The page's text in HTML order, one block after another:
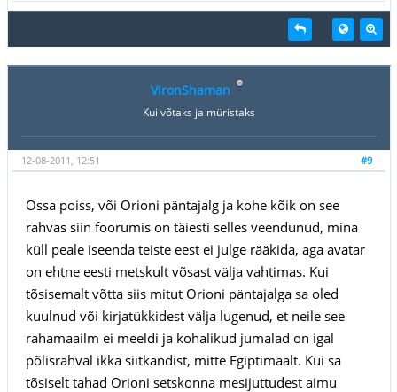
VironShaman
Kui võtaks ja müristaks
#9
12-08-2011, 12:51
Ossa poiss, või Orioni päntajalg ja kohe kõik on see
rahvas siin foorumis on täiesti selles veendunud, mina
küll peale iseenda teiste eest ei julge rääkida, aga avatar
on ehtne eesti metskult võsast välja vahtimas. Kui
tõsisemalt võtta siis mitut Orioni päntajalga sa oled
kuulnud või kirjatükkidest välja lugenud, et neile see
rahamaailm ei meeldi ja kohalikud jumalad on igal
põlisrahval ikka siitkandist, mitte Egiptimaalt. Kui sa
tõsiselt tahad Orioni setskonna mesijuttudest aimu